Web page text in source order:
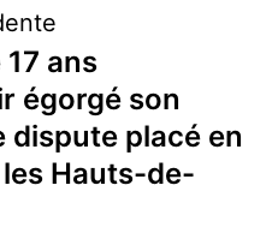
ans
égorgé son
dispute placé en
Hauts-de-